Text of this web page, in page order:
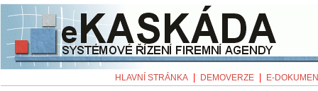
HLAVNÍ STRÁNKA DEMOVERZE E-